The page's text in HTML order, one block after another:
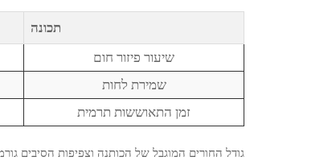
תכונה
שיעור פיזור חום
שמירת לחות
זמן התאוששות תרמית
גודל החורים המוגבל של הכותנה וצפיפות הסיבים